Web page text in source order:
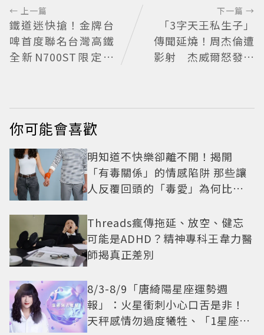
← 上一篇
鐵道迷快搶！金牌台
啤首度聯名台灣高鐵
全新N700ST限定罐
下一篇 →
「3字天王私生子」
傳聞延燒！周杰倫遭
影射 杰威爾怒發聲
你可能會喜歡
明知道不快樂卻離不開！揭開
「有毒關係」的情感陷阱 那些讓
人反覆回頭的「毒愛」為何比菸
Threads瘋傳拖延、放空、健忘
可能是ADHD？精神專科王韋力醫
師揭真正差別
8/3-8/9「唐綺陽星座運勢週
報」：火星衝刺小心口舌是非！
天秤感情勿過度犧牲、「1星座」